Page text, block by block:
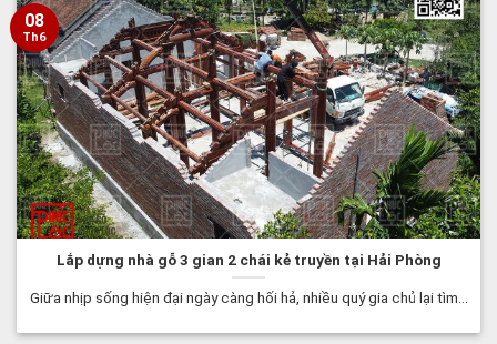
Lắp dựng nhà gỗ 3 gian 2 chái kẻ truyền tại Hải Phòng
Giữa nhịp sống hiện đại ngày càng hối hả, nhiều quý gia chủ lại tìm...
08
Th6